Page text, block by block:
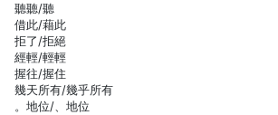
聽聽/聽
借此/藉此
拒了/拒絕
經輕/輕輕
握往/握住
幾天所有/幾乎所有
。地位/、地位